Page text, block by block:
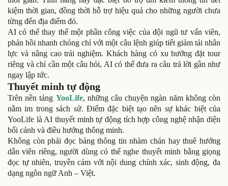
kiệm thời gian, đồng thời hỗ trợ hiệu quả cho những người chưa
từng đến địa điểm đó.
AI có thể thay thế một phần công việc của đội ngũ tư vấn viên,
phản hồi nhanh chóng chỉ với một câu lệnh giúp tiết giảm tải nhân
lực và nâng cao trải nghiệm. Khách hàng có xu hướng đặt tour
riêng và chỉ cần một câu hỏi, AI có thể đưa ra câu trả lời gần như
ngay lập tức.
Thuyết minh tự động
Trên nền tảng YooLife, những câu chuyện ngàn năm không còn
nằm im trong sách sử. Điểm đặc biệt tạo nên sự khác biệt của
YooLife là AI thuyết minh tự động tích hợp công nghệ nhận diện
bối cảnh và điều hướng thông minh.
Không còn phải đọc bảng thông tin nhàm chán hay thuê hướng
dẫn viên riêng, người dùng có thể nghe thuyết minh bằng giọng
đọc tự nhiên, truyền cảm với nội dung chính xác, sinh động, đa
dạng ngôn ngữ Anh – Việt.